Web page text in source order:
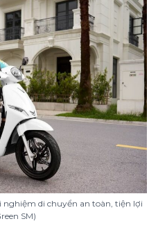
nghiệm di chuyển an toàn, tiện lợi
SM)